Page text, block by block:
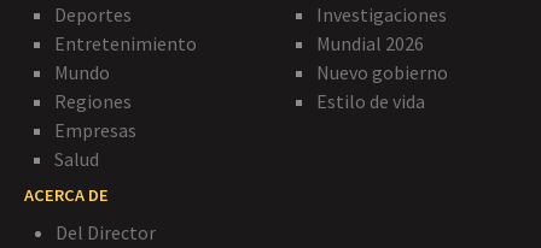
Deportes
Entretenimiento
Mundo
Regiones
Empresas
Salud
Investigaciones
Mundial 2026
Nuevo gobierno
Estilo de vida
ACERCA DE
Del Director